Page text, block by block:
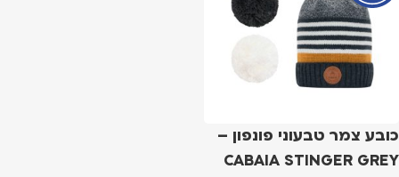
כובע צמר טבעוני פונפון –
CABAIA STINGER GREY